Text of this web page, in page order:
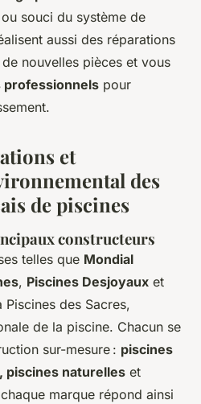
souci du système de
aussi des réparations
nouvelles pièces et vous
professionnels pour
et
des
de piscines
constructeurs
telles que Mondial
, Piscines Desjoyaux et
Piscines des Sacres,
de la piscine. Chacun se
sur-mesure : piscines
piscines naturelles et
marque répond ainsi